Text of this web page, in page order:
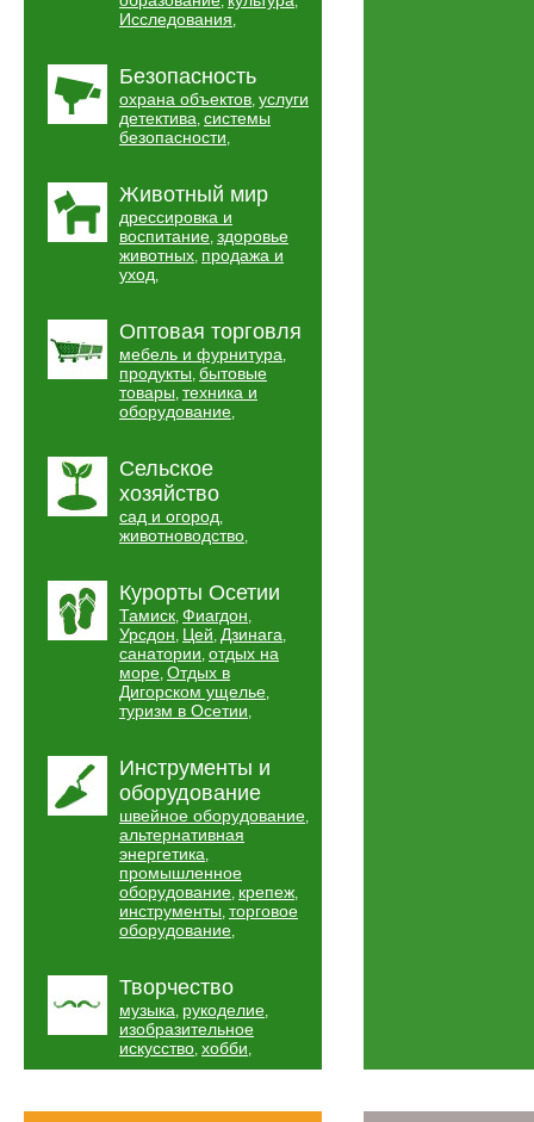
Исследования,
Безопасность
охрана объектов, услуги
детектива, системы
безопасности,
Животный мир
дрессировка и
воспитание, здоровье
животных, продажа и
уход,
Оптовая торговля
мебель и фурнитура,
продукты, бытовые
товары, техника и
оборудование,
Сельское
хозяйство
сад и огород,
животноводство,
Курорты Осетии
Тамиск, Фиагдон,
Урсдон, Цей, Дзинага,
санатории, отдых на
море, Отдых в
Дигорском ущелье,
туризм в Осетии,
Инструменты и
оборудование
швейное оборудование,
альтернативная
энергетика,
промышленное
оборудование, крепеж,
инструменты, торговое
оборудование,
Творчество
музыка, рукоделие,
изобразительное
искусство, хобби,